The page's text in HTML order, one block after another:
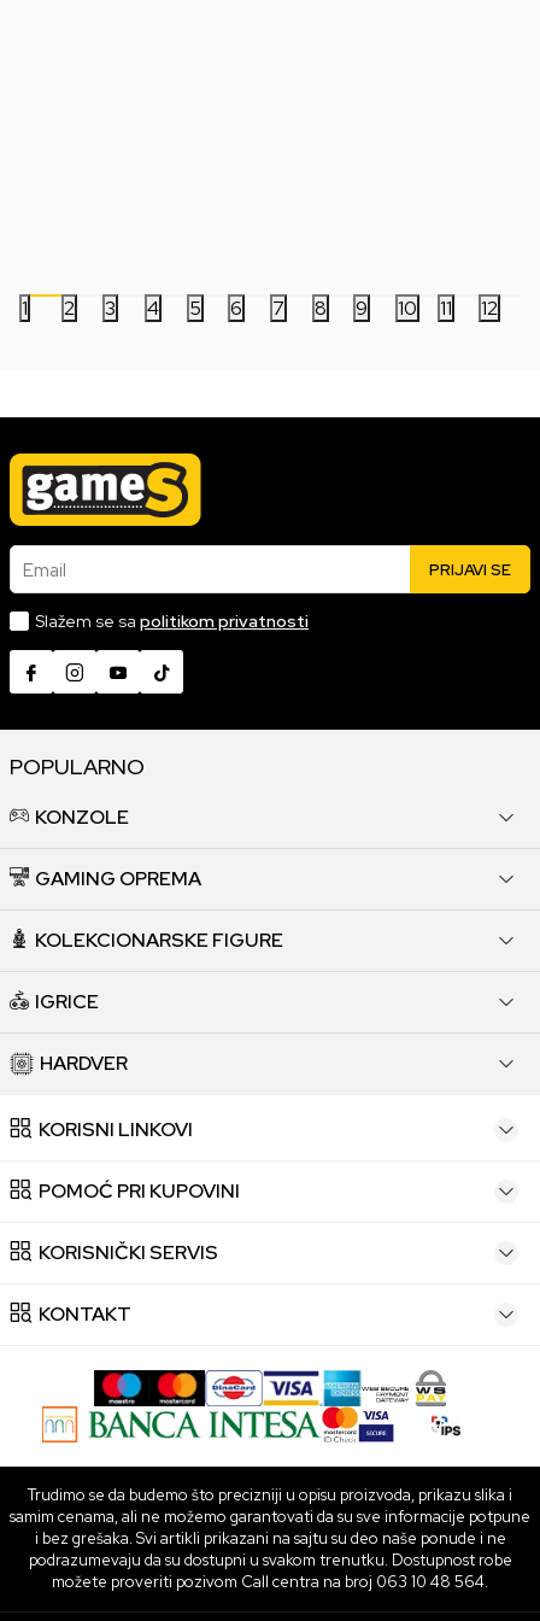
1 2 3 4 5 6 7 8 9 10 11 12
Email PRIJAVI SE
Slažem se sa politikom privatnosti
POPULARNO
KONZOLE
GAMING OPREMA
KOLEKCIONARSKE FIGURE
IGRICE
HARDVER
KORISNI LINKOVI
POMOĆ PRI KUPOVINI
KORISNIČKI SERVIS
KONTAKT
Trudimo se da budemo što precizniji u opisu proizvoda, prikazu slika i
samim cenama, ali ne možemo garantovati da su sve informacije potpune
i bez grešaka. Svi artikli prikazani na sajtu su deo naše ponude i ne
podrazumevaju da su dostupni u svakom trenutku. Dostupnost robe
možete proveriti pozivom Call centra na broj 063 10 48 564.